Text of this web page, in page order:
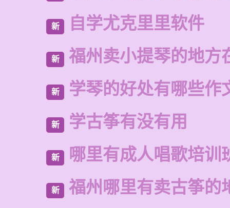
新 自学尤克里里软件
新 福州卖小提琴的地方
新 学琴的好处有哪些作
新 学古筝有没有用
新 哪里有成人唱歌培训
新 福州哪里有卖古筝的